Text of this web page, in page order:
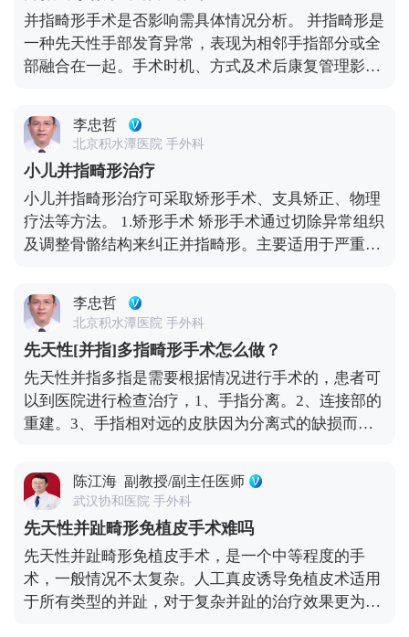
候进行治疗。基于血运的情况，并指畸形在分指的过
程可以一次分开的，医生就会一次分开，对于复杂性
并指来说，往往会分多次进行。此外，由于并指在分
为了加速伤口愈合，医生会根据患者的需求选择自身
取皮植皮或人工真皮诱导零植皮技术来对伤口进行覆
盖。
并指畸形手术是否影响需具体情况分析。 并指畸形是
一种先天性手部发育异常，表现为相邻手指部分或全
部融合在一起。手术时机、方式及术后康复管理影响
受限或畸形加重。例如，如果在孩子手指骨骼发育成
熟前进行手术，可能会影响手指的正常生长和发育。
建议定期复查，监测手指生长和恢复情况。同时，注
意保持手部卫生，避免感染，以促进伤口愈合和功能
恢复。
李忠哲
北京积水潭医院 手外科
小儿并指畸形治疗
小儿并指畸形治疗可采取矫形手术、支具矫正、物理
疗法等方法。 1.矫形手术 矫形手术通过切除异常组织
及调整骨骼结构来纠正并指畸形。主要适用于严重程
具矫正 支具矫正利用定制化的外固定器具，在医生指
导下佩戴以帮助调整肢体位置。对于轻度至中度的并
指畸形有较好的效果，并可作为术前准备或术后辅助
治疗。 3.物理疗法 物理疗法包括按摩、被动运动等手
段，旨在改善血液循环、缓解肌肉紧张。适合于轻微
的并指畸形患者或手术恢复期的患者。 在考虑并指畸
形的治疗方案时，应综合评估患儿的整体健康状况以
化，并根据医嘱选择合适的治疗策略。
李忠哲
北京积水潭医院 手外科
先天性[并指]多指畸形手术怎么做？
先天性并指多指是需要根据情况进行手术的，患者可
以到医院进行检查治疗，1、手指分离。2、连接部的
重建。3、手指相对远的皮肤因为分离式的缺损而需
植皮手术，一般在手术后两周左右比较好。
陈江海 副教授/副主任医师
武汉协和医院 手外科
先天性并趾畸形免植皮手术难吗
先天性并趾畸形免植皮手术，是一个中等程度的手
术，一般情况不太复杂。人工真皮诱导免植皮术适用
于所有类型的并趾，对于复杂并趾的治疗效果更为显